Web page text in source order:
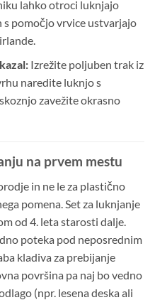
lahko otroci luknjajo
s pomočjo vrvice ustvarjajo
Izrežite poljuben trak iz
naredite luknjo s
zavežite okrasno
na prvem mestu
in ne le za plastično
pomena. Set za luknjanje
od 4. leta starosti dalje.
poteka pod neposrednim
kladiva za prebijanje
površina pa naj bo vedno
(npr. lesena deska ali